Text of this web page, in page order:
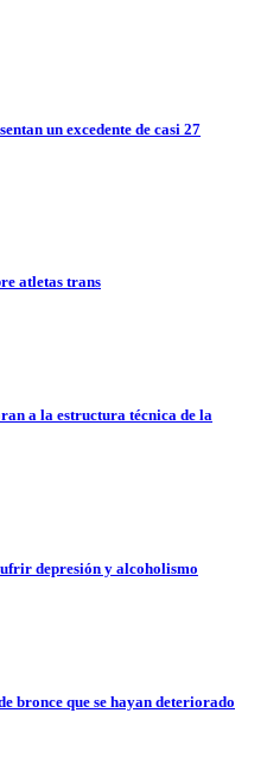
un excedente de casi 27
atletas trans
a la estructura técnica de la
depresión y alcoholismo
bronce que se hayan deteriorado